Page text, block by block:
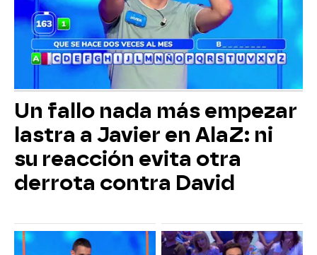
Un fallo nada más empezar
lastra a Javier en AlaZ: ni
su reacción evita otra
derrota contra David